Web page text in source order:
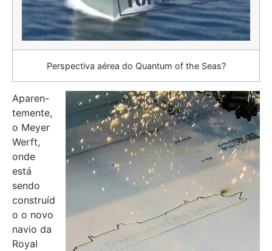
Perspectiva aérea do Quantum of the Seas?
Aparen-
temente,
o Meyer
Werft,
onde
está
sendo
construíd
o o novo
navio da
Royal